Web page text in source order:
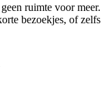
ruimte voor meer.
bezoekjes, of zelfs